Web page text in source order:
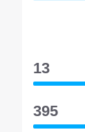
13
395